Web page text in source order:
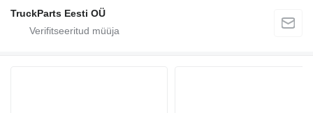
TruckParts Eesti OÜ